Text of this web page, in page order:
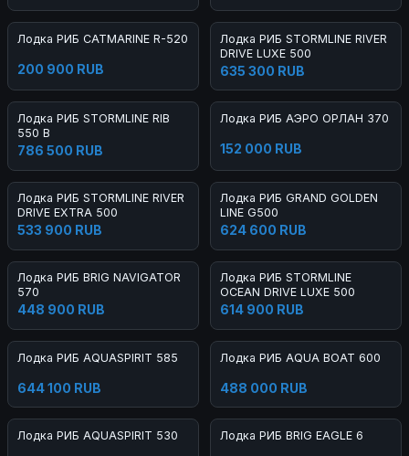
Лодка РИБ CATMARINE R-520
200 900 RUB
Лодка РИБ STORMLINE RIVER
DRIVE LUXE 500
635 300 RUB
Лодка РИБ STORMLINE RIB
550 B
786 500 RUB
Лодка РИБ АЭРО ОРЛАН 370
152 000 RUB
Лодка РИБ STORMLINE RIVER
DRIVE EXTRA 500
533 900 RUB
Лодка РИБ GRAND GOLDEN
LINE G500
624 600 RUB
Лодка РИБ BRIG NAVIGATOR
570
448 900 RUB
Лодка РИБ STORMLINE
OCEAN DRIVE LUXE 500
614 900 RUB
Лодка РИБ AQUASPIRIT 585
644 100 RUB
Лодка РИБ AQUA BOAT 600
488 000 RUB
Лодка РИБ AQUASPIRIT 530 Лодка РИБ BRIG EAGLE 6